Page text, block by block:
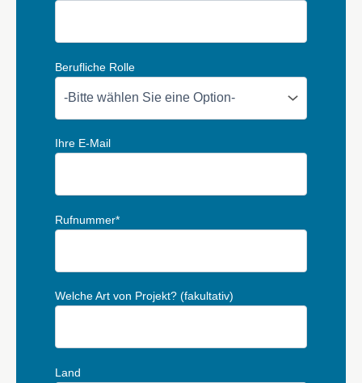
Berufliche Rolle
Ihre E-Mail
Rufnummer*
Welche Art von Projekt? (fakultativ)
Land